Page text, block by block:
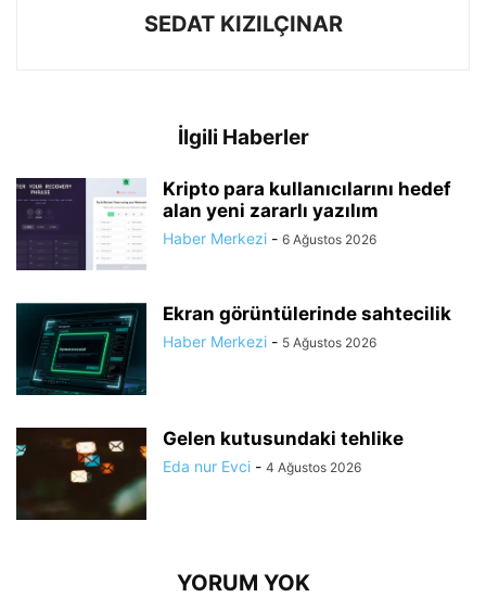
SEDAT KIZILÇINAR
İlgili Haberler
Kripto para kullanıcılarını hedef
alan yeni zararlı yazılım
Haber Merkezi - 6 Ağustos 2026
Ekran görüntülerinde sahtecilik
Haber Merkezi - 5 Ağustos 2026
Gelen kutusundaki tehlike
Eda nur Evci - 4 Ağustos 2026
YORUM YOK